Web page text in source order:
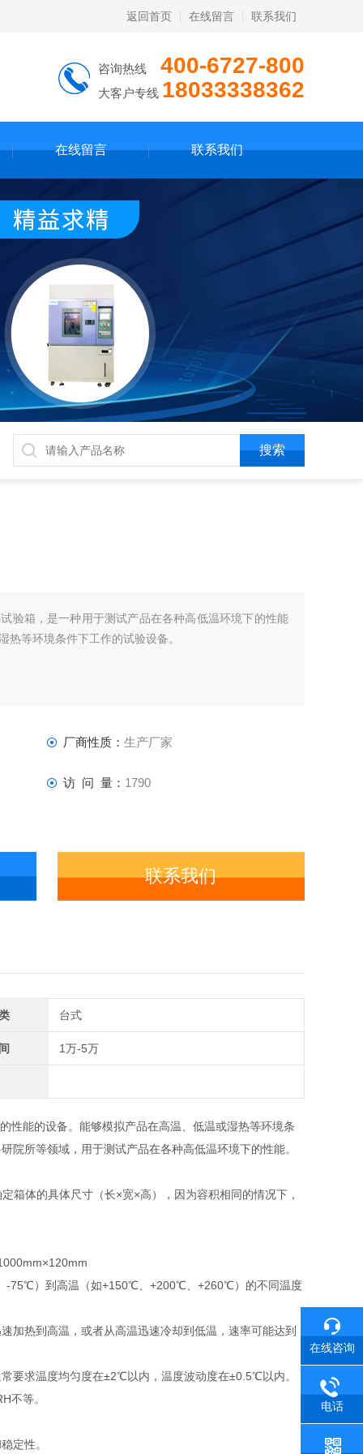
返回首页 在线留言 联系我们
咨询热线 400-6727-800
大客户专线 18033338362
在线留言 联系我们
验箱，是一种用于测试产品在各种高低温环境下的性能
热等环境条件下工作的试验设备。
厂商性质： 生产厂家
访 问 量： 1790
联系我们
台式
1万-5万
性能的设备。 能够模拟产品在高温、低温或湿热等环境条
院所等领域，用于测试产品在各种高低温环境下的性能。
箱体的具体尺寸（长×宽×高），因为容积相同的情况下，
-75℃）到高温（如+150℃、+200℃、+260℃）的不同温度
加热到高温，或者从高温迅速冷却到低温，速率可能达到
要求温度均匀度在±2℃以内，温度波动度在±0.5℃以内。
不等。
定性。
在线咨询
电话